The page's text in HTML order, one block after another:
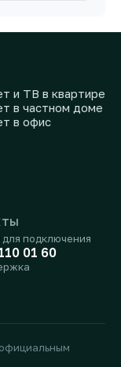
и ТВ в квартире
в частном доме
в офис
подключения
01 60